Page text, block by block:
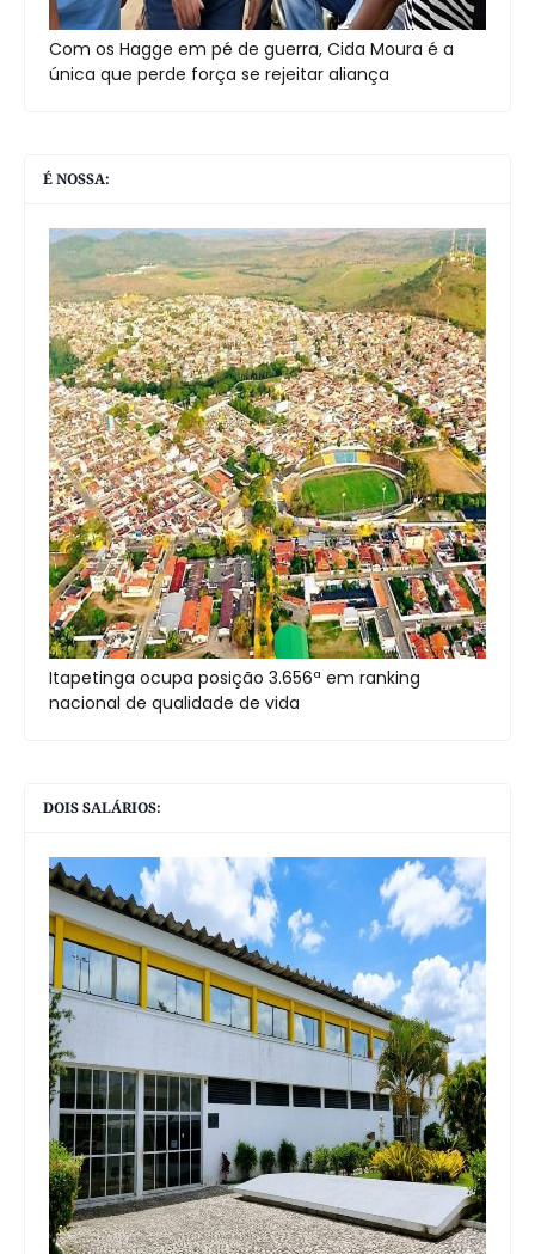
Com os Hagge em pé de guerra, Cida Moura é a
única que perde força se rejeitar aliança
É NOSSA:
Itapetinga ocupa posição 3.656ª em ranking
nacional de qualidade de vida
DOIS SALÁRIOS: